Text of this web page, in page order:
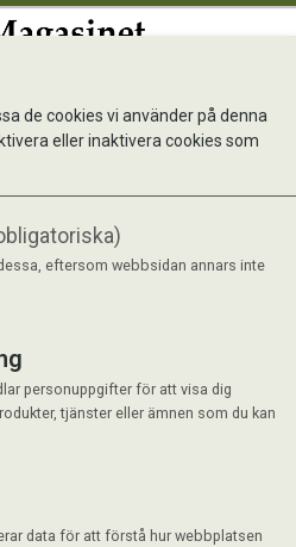
4p
de cookies vi använder på denna
eller inaktivera cookies som
eftersom webbsidan annars inte
personuppgifter för att visa dig
tjänster eller ämnen som du kan
data för att förstå hur webbplatsen